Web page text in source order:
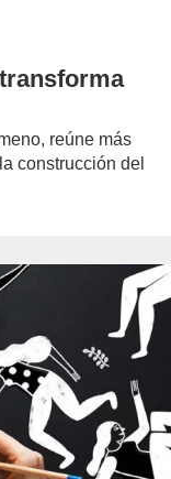
reúne más
construcción del